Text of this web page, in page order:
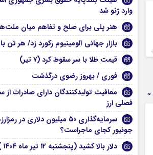
وارد ژنو شد
هنر پلی برای صلح و تفاهم میان
بازار جهانی آلومینیوم رکورد زد/ هر تن بالای ۳۵۰۰
قیمت طلا با سر سقوط کرد (۷ تیر)
فوری / بهروز رضوی درگذشت
معافیت تولیدکنندگان دارای صادرات از
فصلی ارز
سرمایه‌گذاری ۵۰ میلیون دلاری در
جونیور کجای ماجراست؟
دلار بالا کشید (پنجشنبه ۱۲ تیر ماه ۱۴۰۴ )